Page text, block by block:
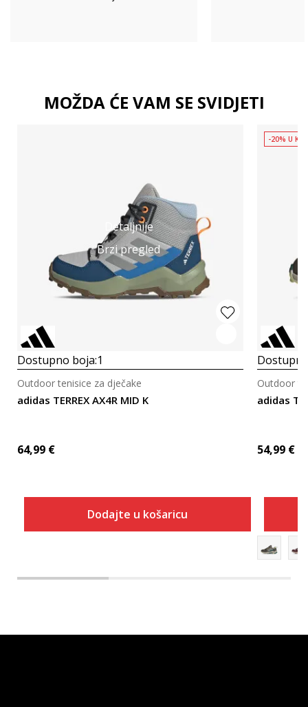
MOŽDA ĆE VAM SE SVIDJETI
Detaljnije
Brzi pregled
Dostupno boja:1
adidas TERREX AX4R MID K
Outdoor tenisice za dječake
64,99 €
Dodajte u košaricu
-20% U
adidas
Outdoor
54,99 €